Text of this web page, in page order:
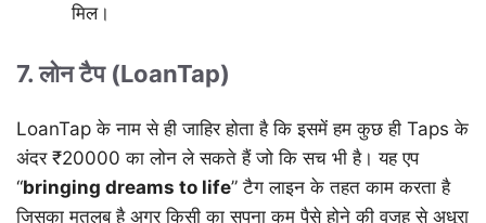
मिल।
7. लोन टैप (LoanTap)
LoanTap के नाम से ही जाहिर होता है कि इसमें हम कुछ ही Taps के
अंदर ₹20000 का लोन ले सकते हैं जो कि सच भी है। यह एप
“bringing dreams to life” टैग लाइन के तहत काम करता है
जिसका मतलब है अगर किसी का सपना कम पैसे होने की वजह से अधूरा